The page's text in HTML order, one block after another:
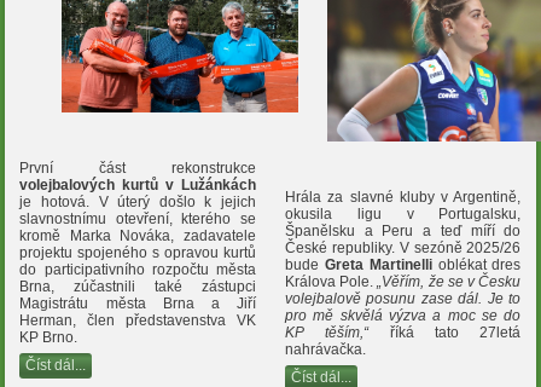
První část rekonstrukce
volejbalových kurtů v Lužánkách
je hotová. V úterý došlo k jejich
slavnostnímu otevření, kterého se
kromě Marka Nováka, zadavatele
projektu spojeného s opravou kurtů
do participativního rozpočtu města
Brna, zúčastnili také zástupci
Magistrátu města Brna a Jiří
Herman, člen představenstva VK
KP Brno.
Číst dál...
Hrála za slavné kluby v Argentině,
okusila ligu v Portugalsku,
Španělsku a Peru a teď míří do
České republiky. V sezóně 2025/26
bude Greta Martinellioblékat dres
Králova Pole.„Věřím, že se v Česku
volejbalově posunu zase dál. Je to
pro mě skvělá výzva a moc se do
KP těším,“říká tato 27letá
nahrávačka.
Číst dál...